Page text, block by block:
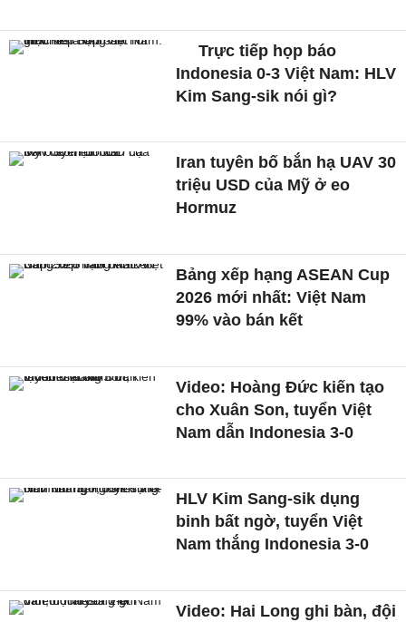
Trực tiếp họp báo
Indonesia 0-3 Việt Nam: HLV
Kim Sang-sik nói gì?
Iran tuyên bố bắn hạ UAV 30
triệu USD của Mỹ ở eo
Hormuz
Bảng xếp hạng ASEAN Cup
2026 mới nhất: Việt Nam
99% vào bán kết
Video: Hoàng Đức kiến tạo
cho Xuân Son, tuyển Việt
Nam dẫn Indonesia 3-0
HLV Kim Sang-sik dụng
binh bất ngờ, tuyển Việt
Nam thắng Indonesia 3-0
Video: Hai Long ghi bàn, đội